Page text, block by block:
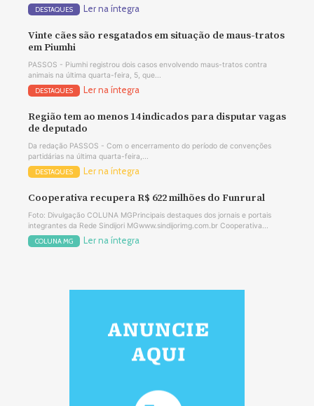
DESTAQUES Ler na íntegra
Vinte cães são resgatados em situação de maus-tratos
em Piumhi
PASSOS - Piumhi registrou dois casos envolvendo maus-tratos contra
animais na última quarta-feira, 5, que...
DESTAQUES Ler na íntegra
Região tem ao menos 14 indicados para disputar vagas
de deputado
Da redação PASSOS - Com o encerramento do período de convenções
partidárias na última quarta-feira,...
DESTAQUES Ler na íntegra
Cooperativa recupera R$ 622 milhões do Funrural
Foto: Divulgação COLUNA MGPrincipais destaques dos jornais e portais
integrantes da Rede Sindijori MGwww.sindijorimg.com.br Cooperativa...
COLUNA MG Ler na íntegra